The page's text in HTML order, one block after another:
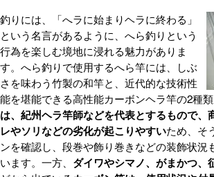
釣りには、「へラに始まりヘラに終わる」
という名言があるように、へら釣りという
行為を楽しむ境地に浸れる魅力がありま
す。へら釣りで使用するへら竿には、しぶ
さを味わう竹製の和竿と、近代的な技術性
能を堪能できる高性能カーボンヘラ竿の2種類
は、紀州ヘラ竿師などを代表とするもので、
レやソリなどの劣化が起こりやすいため、そ
ンを確認し、段巻や飾り巻きなどの装飾状況
います。一方、 ダイワやシマノ、がまかつ、